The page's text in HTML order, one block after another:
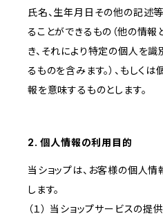
氏名、生年月日その他の記述
ることができるもの（他の情
き、それにより特定の個人を識
るものを含みます。）、もしく
報を意味するものとします。
2. 個人情報の利用目的
当ショップは、お客様の個人
します。
（１） 当ショップサービスの提